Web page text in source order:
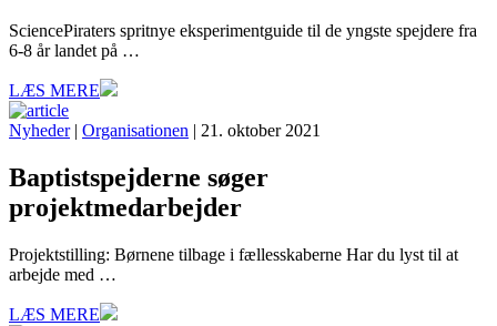
SciencePiraters spritnye eksperimentguide til de yngste spejdere fra
6-8 år landet på …
LÆS MERE
Nyheder| Organisationen | 21. oktober 2021
Baptistspejderne søger
projektmedarbejder
Projektstilling: Børnene tilbage i fællesskaberne Har du lyst til at
arbejde med …
LÆS MERE